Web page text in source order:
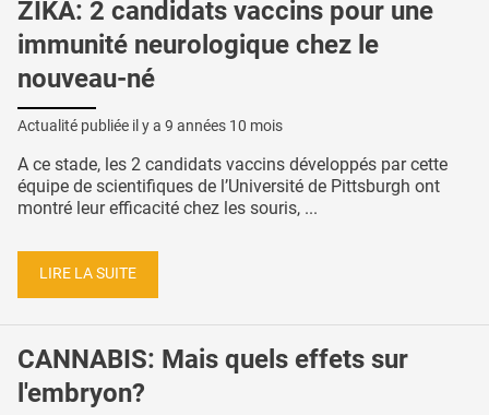
ZIKA: 2 candidats vaccins pour une
immunité neurologique chez le
nouveau-né
Actualité publiée il y a 9 années 10 mois
A ce stade, les 2 candidats vaccins développés par cette
équipe de scientifiques de l’Université de Pittsburgh ont
montré leur efficacité chez les souris, ...
LIRE LA SUITE
CANNABIS: Mais quels effets sur
l'embryon?